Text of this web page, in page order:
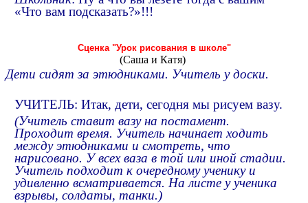
«Что вам подсказать?»!!!
Сценка "Урок рисования в школе"
(Саша и Катя)
Дети сидят за этюдниками. Учитель у доски.
УЧИТЕЛЬ: Итак, дети, сегодня мы рисуем вазу.
(Учитель ставит вазу на постамент.
Проходит время. Учитель начинает ходить
между этюдниками и смотреть, что
нарисовано. У всех ваза в той или иной стадии.
Учитель подходит к очередному ученику и
удивленно всматривается. На листе у ученика
взрывы, солдаты, танки.)